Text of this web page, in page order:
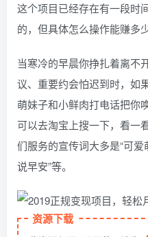
这个项目已经存在有一段时
的，但具体怎么操作能赚多
当寒冷的早晨你挣扎着离不
议、重要约会怕迟到时，如
萌妹子和小鲜肉打电话把你
可以去淘宝上搜一下，看一
们服务的宣传词大多是“可
说早安”等。
资源下载